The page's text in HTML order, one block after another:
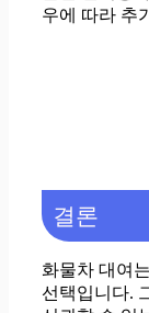
우에 따라 추
결론
화물차 대여
선택입니다.